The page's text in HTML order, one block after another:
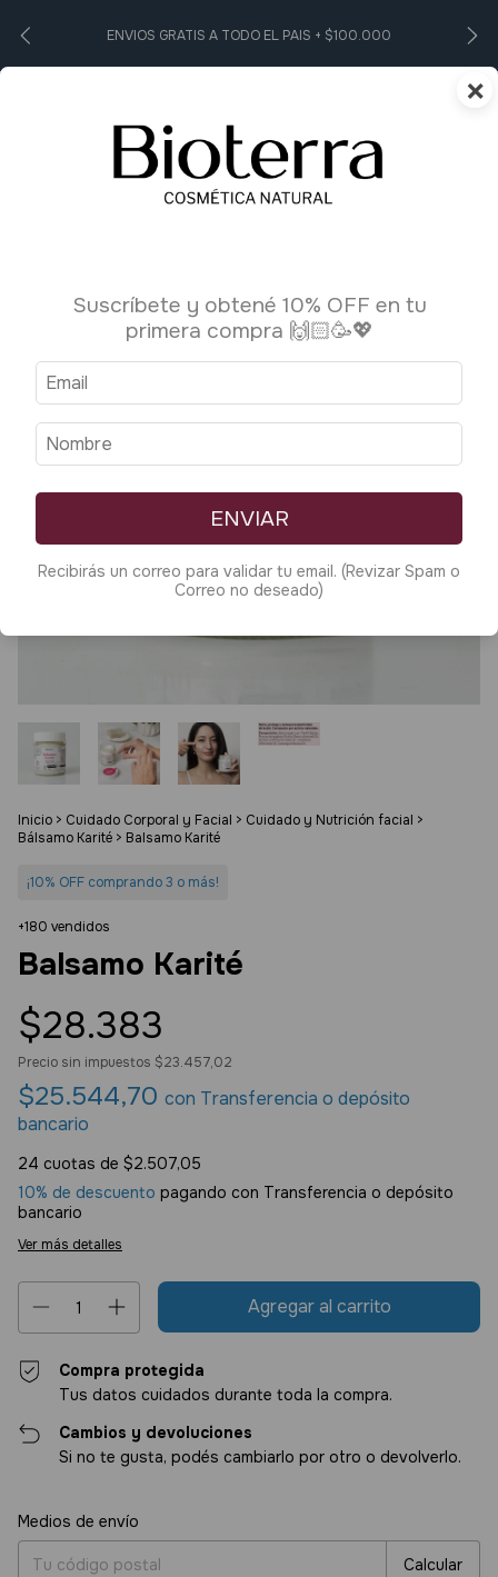
ENVIOS GRATIS A TODO EL PAIS + $100.000
0
Inicio > Cuidado Corporal y Facial > Cuidado y Nutrición facial >
Bálsamo Karité > Balsamo Karité
¡10% OFF comprando 3 o más!
+180 vendidos
Balsamo Karité
$28.383
Precio sin impuestos $23.457,02
$25.544,70 con Transferencia o depósito
bancario
24 cuotas de $2.507,05
10% de descuento pagando con Transferencia o depósito
bancario
Ver más detalles
Compra protegida
Tus datos cuidados durante toda la compra.
Cambios y devoluciones
Si no te gusta, podés cambiarlo por otro o devolverlo.
Entregas para el CP:
Medios de envío
Calcular
×
Suscríbete y obtené 10% OFF en tu
primera compra 🙌🏻🥳💖
ENVIAR
Recibirás un correo para validar tu email. (Revizar Spam o
Correo no deseado)